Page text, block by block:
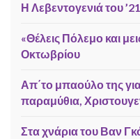
Η Λεβεντογενιά του ’21
«Θέλεις Πόλεμο και
Οκτωβρίου
Απ΄το μπαούλο της
παραμύθια,
Στα χνάρια του Βαν